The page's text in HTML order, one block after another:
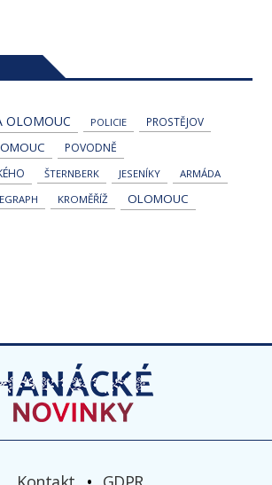
OLOMOUC POLICIE PROSTĚJOV
POVODNĚ
ŠTERNBERK JESENÍKY
ARMÁDA
KROMĚŘÍŽ OLOMOUC